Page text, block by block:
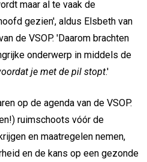
maar al te vaak de
gezien', aldus Elsbeth van
de VSOP. 'Daarom brachten
onderwerp in middels de
je met de pil stopt.'
op de agenda van de VSOP.
ruimschoots vóór de
en maatregelen nemen,
en de kans op een gezonde